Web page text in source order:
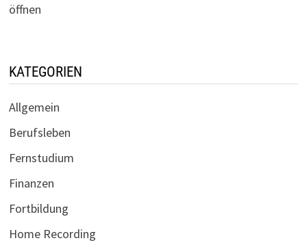
öffnen
KATEGORIEN
Allgemein
Berufsleben
Fernstudium
Finanzen
Fortbildung
Home Recording